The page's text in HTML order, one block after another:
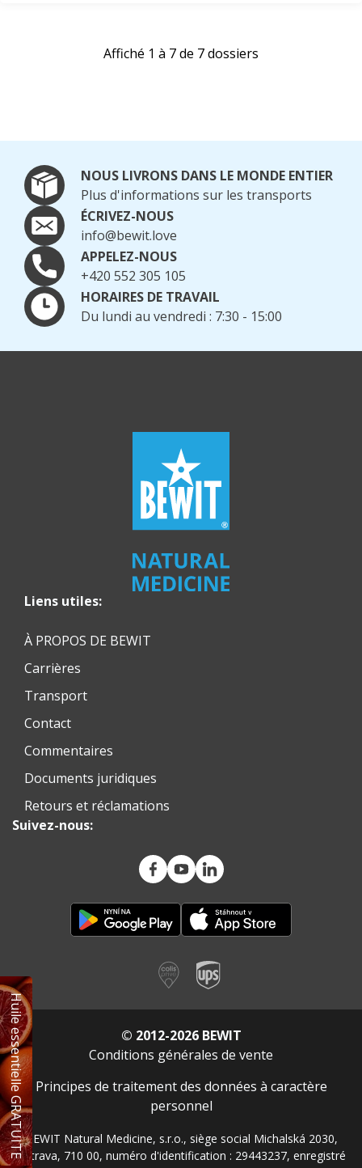
Affiché 1 à 7 de 7 dossiers
Huile essentielle GRATUITE
NOUS LIVRONS DANS LE MONDE ENTIER
Plus d'informations sur les transports
ÉCRIVEZ-NOUS
info@bewit.love
APPELEZ-NOUS
+420 552 305 105
HORAIRES DE TRAVAIL
Du lundi au vendredi : 7:30 - 15:00
Liens utiles:
À PROPOS DE BEWIT
Carrières
Transport
Contact
Commentaires
Documents juridiques
Retours et réclamations
Suivez-nous:
© 2012-2026 BEWIT
Conditions générales de vente
Principes de traitement des données à caractère
personnel
BEWIT Natural Medicine, s.r.o., siège social Michalská 2030,
Ostrava, 710 00, numéro d'identification : 29443237, enregistré